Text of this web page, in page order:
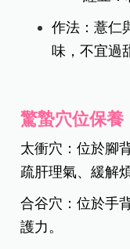
作法：薏仁
味，不宜過
驚蟄穴位保養
太衝穴：位於腳
疏肝理氣、緩解
合谷穴：位於手
護力。